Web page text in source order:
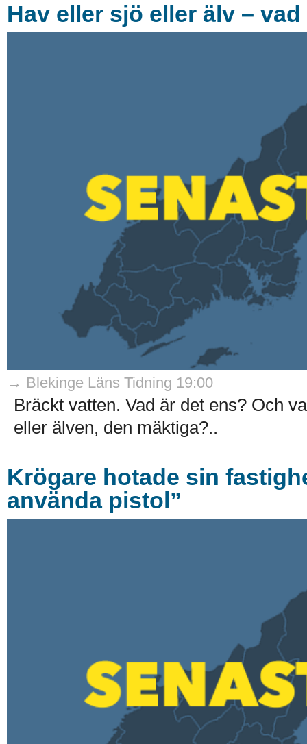
Hav eller sjö eller älv –
→ Blekinge Läns Tidning 19:00
Bräckt vatten. Vad är det ens? Och
eller älven, den mäktiga?..
Krögare hotade sin
använda pistol”